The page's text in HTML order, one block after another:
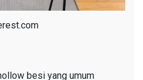
besi yang umum